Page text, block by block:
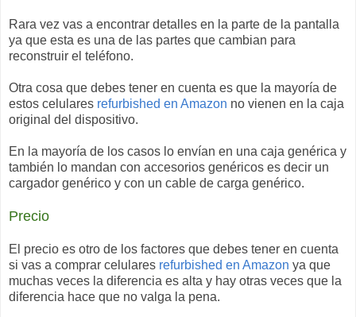
Rara vez vas a encontrar detalles en la parte de la pantalla
ya que esta es una de las partes que cambian para
reconstruir el teléfono.
Otra cosa que debes tener en cuenta es que la mayoría de
estos celulares refurbished en Amazon no vienen en la caja
original del dispositivo.
En la mayoría de los casos lo envían en una caja genérica y
también lo mandan con accesorios genéricos es decir un
cargador genérico y con un cable de carga genérico.
Precio
El precio es otro de los factores que debes tener en cuenta
si vas a comprar celulares refurbished en Amazon ya que
muchas veces la diferencia es alta y hay otras veces que la
diferencia hace que no valga la pena.